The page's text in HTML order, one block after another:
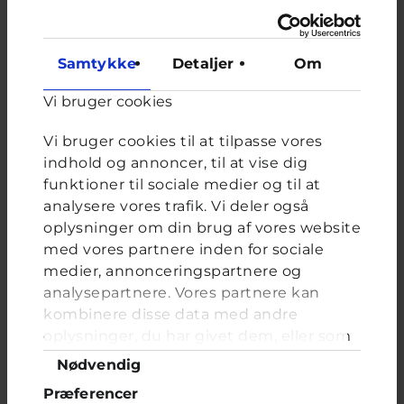
Samtykke Detaljer Om
Vi bruger cookies
Vi bruger cookies til at tilpasse vores
indhold og annoncer, til at vise dig
funktioner til sociale medier og til at
analysere vores trafik. Vi deler også
oplysninger om din brug af vores website
med vores partnere inden for sociale
medier, annonceringspartnere og
analysepartnere. Vores partnere kan
kombinere disse data med andre
oplysninger, du har givet dem, eller som
de har indsamlet fra din brug af deres
tjenester. Du samtykker til vores cookies,
hvis du fortsætter med at anvende vores
Samtykkevalg
Nødvendig
Præferencer
Brevkassen holder sommerferie, så det er ikke muligt at
Du kan stadig læse tidligere spørgsmål og svar.
Afstemning
Kan du godt lide at gå i skole?
Valgmuligheder
Ja, jeg elsker det
Ja, for det meste
Det svinger meget
Nej.
FORRIGE